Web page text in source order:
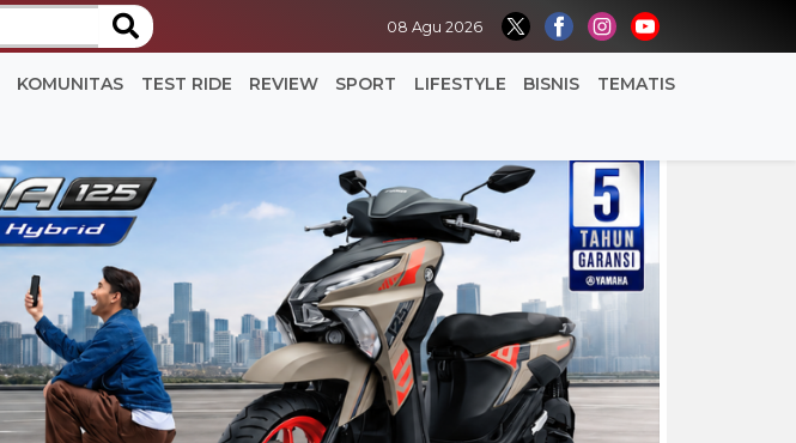
08 Agu 2026
KOMUNITAS TEST RIDE REVIEW SPORT LIFESTYLE BISNIS TEMATIS